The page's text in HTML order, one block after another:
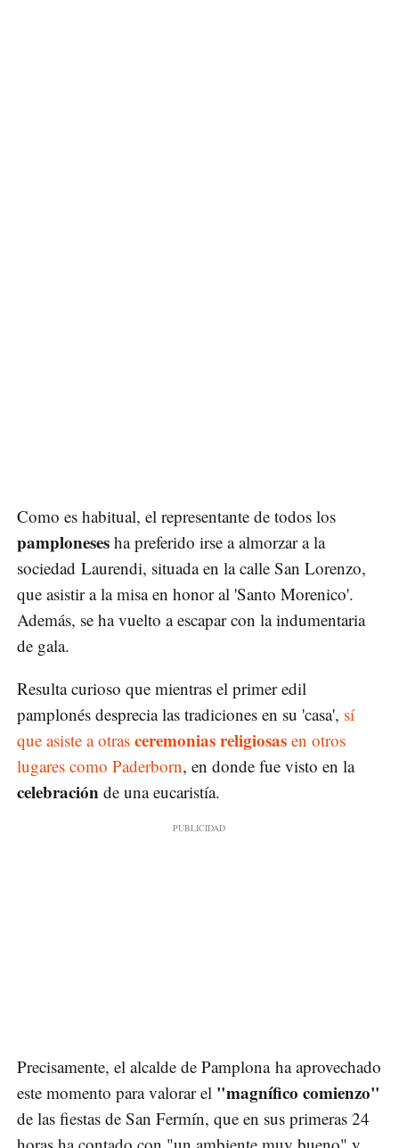
Como es habitual, el representante de todos los
pamploneses ha preferido irse a almorzar a la
sociedad Laurendi, situada en la calle San Lorenzo,
que asistir a la misa en honor al 'Santo Morenico'.
Además, se ha vuelto a escapar con la indumentaria
de gala.
Resulta curioso que mientras el primer edil
pamplonés desprecia las tradiciones en su 'casa', sí
que asiste a otras ceremonias religiosas en otros
lugares como Paderborn, en donde fue visto en la
celebración de una eucaristía.
Precisamente, el alcalde de Pamplona ha aprovechado
este momento para valorar el "magnífico comienzo"
de las fiestas de San Fermín, que en sus primeras 24